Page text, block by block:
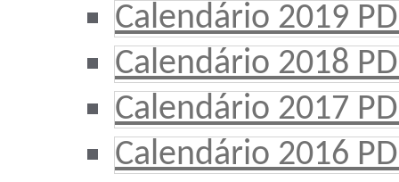
Calendário 2019
Calendário 2018
Calendário 2017
Calendário 2016